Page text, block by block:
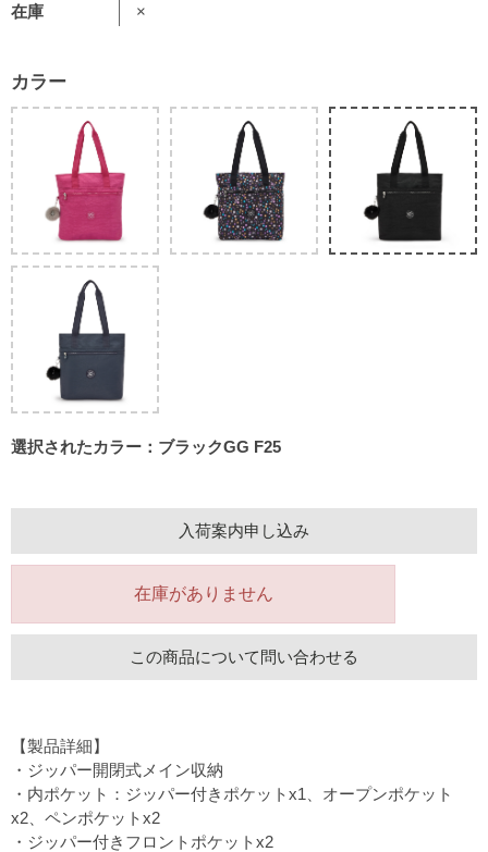
在庫 ×
カラー
選択されたカラー：ブラックGG F25
入荷案内申し込み
在庫がありません
この商品について問い合わせる
【製品詳細】
・ジッパー開閉式メイン収納
・内ポケット：ジッパー付きポケットx1、オープンポケット
x2、ペンポケットx2
・ジッパー付きフロントポケットx2